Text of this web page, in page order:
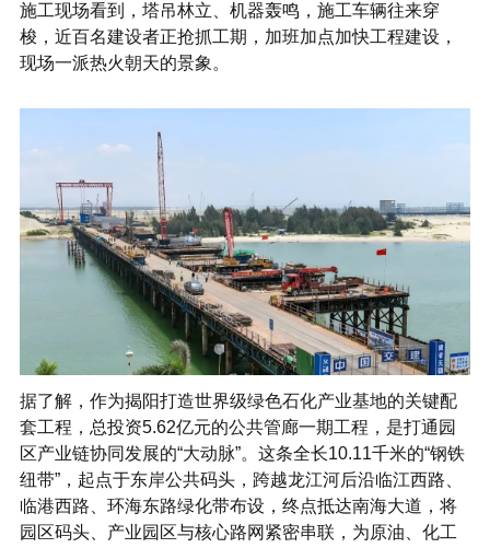
施工现场看到，塔吊林立、机器轰鸣，施工车辆往来穿
梭，近百名建设者正抢抓工期，加班加点加快工程建设，
现场一派热火朝天的景象。
据了解，作为揭阳打造世界级绿色石化产业基地的关键配
套工程，总投资5.62亿元的公共管廊一期工程，是打通园
区产业链协同发展的“大动脉”。这条全长10.11千米的“钢铁
纽带”，起点于东岸公共码头，跨越龙江河后沿临江西路、
临港西路、环海东路绿化带布设，终点抵达南海大道，将
园区码头、产业园区与核心路网紧密串联，为原油、化工